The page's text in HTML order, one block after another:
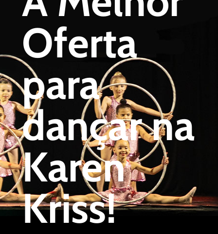
Oferta
para
dançar na
Karen
Kriss!